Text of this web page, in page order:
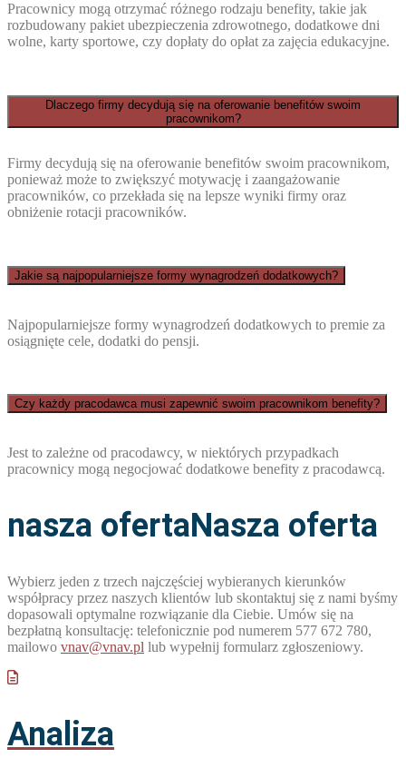
Pracownicy mogą otrzymać różnego rodzaju benefity, takie jak
rozbudowany pakiet ubezpieczenia zdrowotnego, dodatkowe dni
wolne, karty sportowe, czy dopłaty do opłat za zajęcia edukacyjne.
Dlaczego firmy decydują się na oferowanie benefitów swoim
pracownikom?
Firmy decydują się na oferowanie benefitów swoim pracownikom,
ponieważ może to zwiększyć motywację i zaangażowanie
pracowników, co przekłada się na lepsze wyniki firmy oraz
obniżenie rotacji pracowników.
Jakie są najpopularniejsze formy wynagrodzeń dodatkowych?
Najpopularniejsze formy wynagrodzeń dodatkowych to premie za
osiągnięte cele, dodatki do pensji.
Czy każdy pracodawca musi zapewnić swoim pracownikom benefity?
Jest to zależne od pracodawcy, w niektórych przypadkach
pracownicy mogą negocjować dodatkowe benefity z pracodawcą.
nasza ofertaNasza oferta
Wybierz jeden z trzech najczęściej wybieranych kierunków
współpracy przez naszych klientów lub skontaktuj się z nami byśmy
dopasowali optymalne rozwiązanie dla Ciebie. Umów się na
bezpłatną konsultację: telefonicznie pod numerem 577 672 780,
mailowo vnav@vnav.pl lub wypełnij formularz zgłoszeniowy.
Analiza